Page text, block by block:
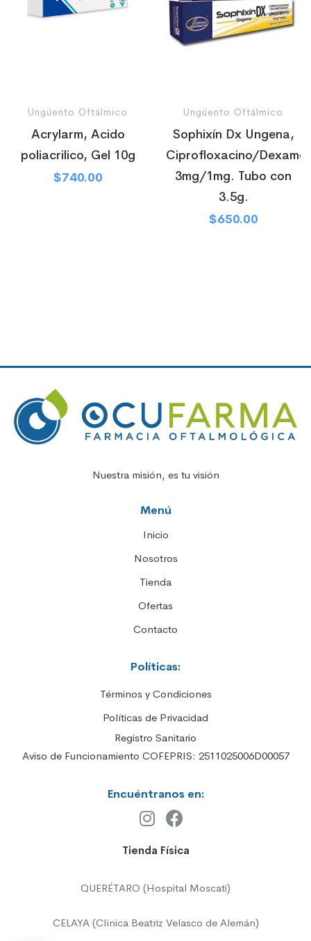
Ungüento Oftálmico
Acrylarm, Acido
poliacrilico, Gel 10g
$740.00
Ungüento Oftálmico
Sophixín Dx Ungena,
Ciprofloxacino/
3mg/1mg. Tubo con
3.5g.
$650.00
Nuestra misión, es tu visión
Menú
Inicio
Nosotros
Tienda
Ofertas
Contacto
Políticas:
Términos y Condiciones
Políticas de Privacidad
Registro Sanitario
Aviso de Funcionamiento COFEPRIS: 2511025006D00057
Encuéntranos en:
Tienda Física
QUERÉTARO (Hospital Moscati)
CELAYA (Clínica Beatriz Velasco de Alemán)